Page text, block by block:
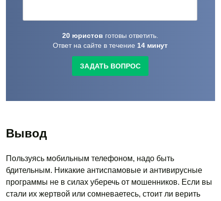
20 юристов готовы ответить.
Ответ на сайте в течение 14 минут
ЗАДАТЬ ВОПРОС
Вывод
Пользуясь мобильным телефоном, надо быть
бдительным. Никакие антиспамовые и антивирусные
программы не в силах уберечь от мошенников. Если вы
стали их жертвой или сомневаетесь, стоит ли верить